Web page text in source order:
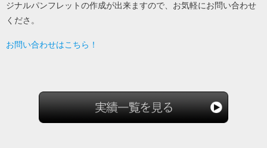
ジナルパンフレットの作成が出来ますので、お気軽にお問い合わせ
くださ。
お問い合わせはこちら！